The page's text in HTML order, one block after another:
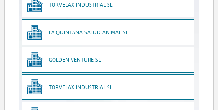
TORVELAX INDUSTRIAL SL
LA QUINTANA SALUD ANIMAL SL
GOLDEN VENTURE SL
TORVELAX INDUSTRIAL SL